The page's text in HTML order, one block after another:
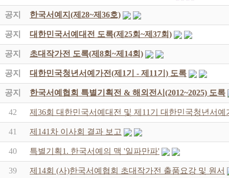
공지 한국서예지(제28~제36호)
공지 대한민국서예대전 도록(제25회~제37회)
공지 초대작가전 도록(제8회~제14회)
공지 대한민국청년서예가전(제1기 - 제11기) 도록
공지 한국서예협회 특별기획전 & 해외전시(2012~2025) 도록
42 제36회 대한민국서예대전 및 제11기 대한민국청년서예
41 제141차 이사회 결과 보고
40 특별기획1. 한국서예의 맥 '일파만파'
39 제14회 (사)한국서예협회 초대작가전 출품요강 및 원서